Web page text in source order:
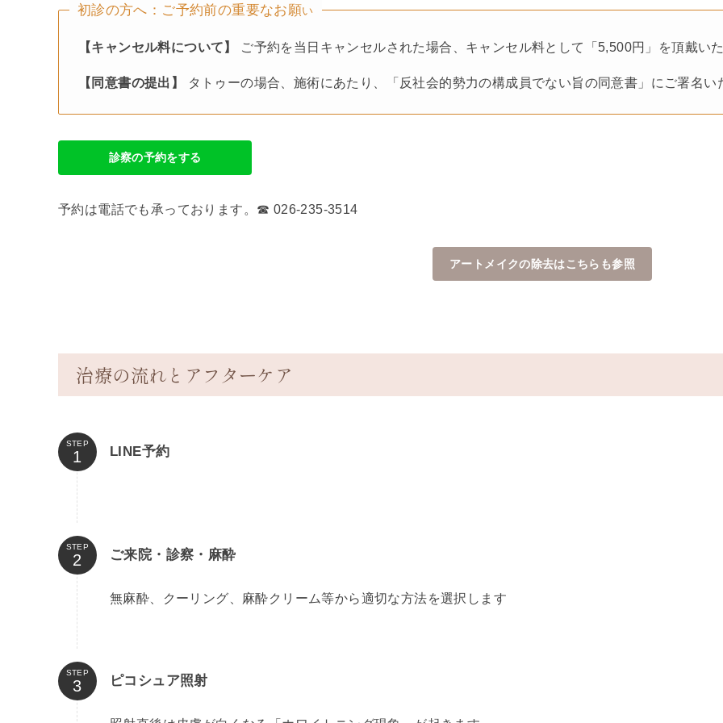
初診の方へ：ご予約前の重要なお願い
【キャンセル料について】 ご予約を当日キャンセルされた場合、キャンセル料として「5,500円」を頂戴いた
【同意書の提出】 タトゥーの場合、施術にあたり、「反社会的勢力の構成員でない旨の同意書」にご署名い
診察の予約をする
予約は電話でも承っております。☎︎ 026-235-3514
アートメイクの除去はこちらも参照
治療の流れとアフターケア
STEP
LINE予約
STEP
ご来院・診察・麻酔
無麻酔、クーリング、麻酔クリーム等から適切な方法を選択します
STEP
ピコシュア照射